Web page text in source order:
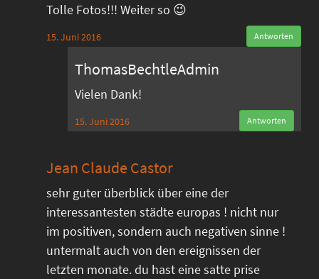
Tolle Fotos!!! Weiter so 😉
15. Juni 2016 Antworten
ThomasBechtleAdmin
Vielen Dank!
15. Juni 2016 Antworten
Jean Claude Castor
sehr guter überblick über eine der
interessantesten städte europas ! nicht nur
im positiven, sondern auch negativen sinne !
untermalt auch von den ereignissen der
letzten monate. du hast eine satte prise